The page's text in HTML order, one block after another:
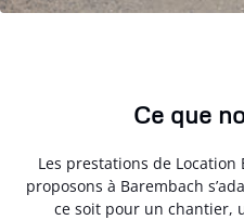
Ce que
Les prestations de
proposons à Barembach
ce soit pour un chantier,